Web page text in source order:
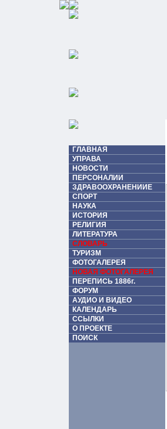
ГЛАВНАЯ
УПРАВА
НОВОСТИ
ПЕРСОНАЛИИ
ЗДРАВООХРАНЕНИИЕ
СПОРТ
НАУКА
ИСТОРИЯ
РЕЛИГИЯ
ЛИТЕРАТУРА
СЛОВАРЬ
ТУРИЗМ
ФОТОГАЛЕРЕЯ
НОВАЯ ФОТОГАЛЕРЕЯ
ПЕРЕПИСЬ 1886г.
ФОРУМ
АУДИО И ВИДЕО
КАЛЕНДАРЬ
ССЫЛКИ
О ПРОЕКТЕ
ПОИСК